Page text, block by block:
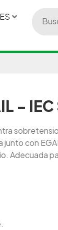
ES
- IEC
junto con
Adecuada